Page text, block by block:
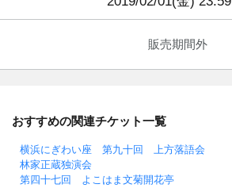
販売期間外
おすすめの関連チケット一覧
横浜にぎわい座 第九十回 上方落語会
林家正蔵独演会
第四十七回 よこはま文菊開花亭